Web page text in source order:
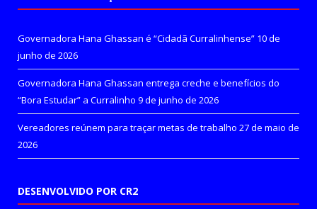
Governadora Hana Ghassan é “Cidadã Curralinhense” 10 de
junho de 2026
Governadora Hana Ghassan entrega creche e benefícios do
“Bora Estudar” a Curralinho 9 de junho de 2026
Vereadores reúnem para traçar metas de trabalho 27 de maio de
2026
DESENVOLVIDO POR CR2